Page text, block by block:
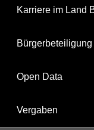
Karriere im Land
Bürgerbeteiligung
Open Data
Vergaben